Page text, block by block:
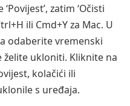
zatim ‘Očisti
ili Cmd+Y za Mac. U
odaberite vremenski
ukloniti. Kliknite na
kolačići ili
s uređaja.